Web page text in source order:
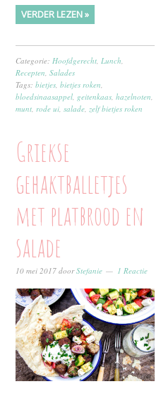
VERDER LEZEN »
Categorie:Hoofdgerecht,Lunch,
Recepten,Salades
Tags:bietjes,bietjes roken,
bloedsinaasappel, geitenkaas,hazelnoten,
munt,rode ui,salade,zelf bietjes roken
Griekse
gehaktballetjes
met platbrood en
salade
10 mei 2017 doorStefanie 1 Reactie